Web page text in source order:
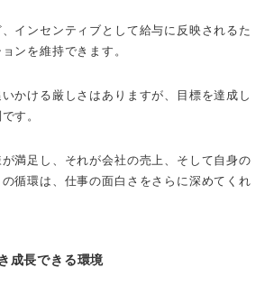
インセンティブとして給与に反映されるた
ンを維持できます。
かける厳しさはありますが、目標を達成し
す。
満足し、それが会社の売上、そして自身の
循環は、仕事の面白さをさらに深めてくれ
成長できる環境